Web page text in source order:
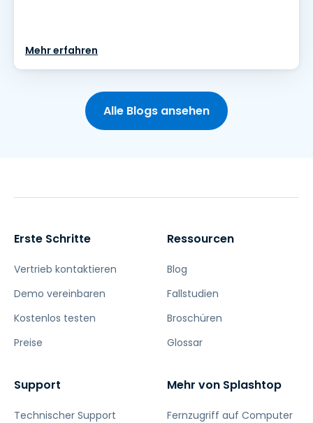
Mehr erfahren
Alle Blogs ansehen
Erste Schritte
Vertrieb kontaktieren
Demo vereinbaren
Kostenlos testen
Preise
Ressourcen
Blog
Fallstudien
Broschüren
Glossar
Support
Technischer Support
Mehr von Splashtop
Fernzugriff auf Computer